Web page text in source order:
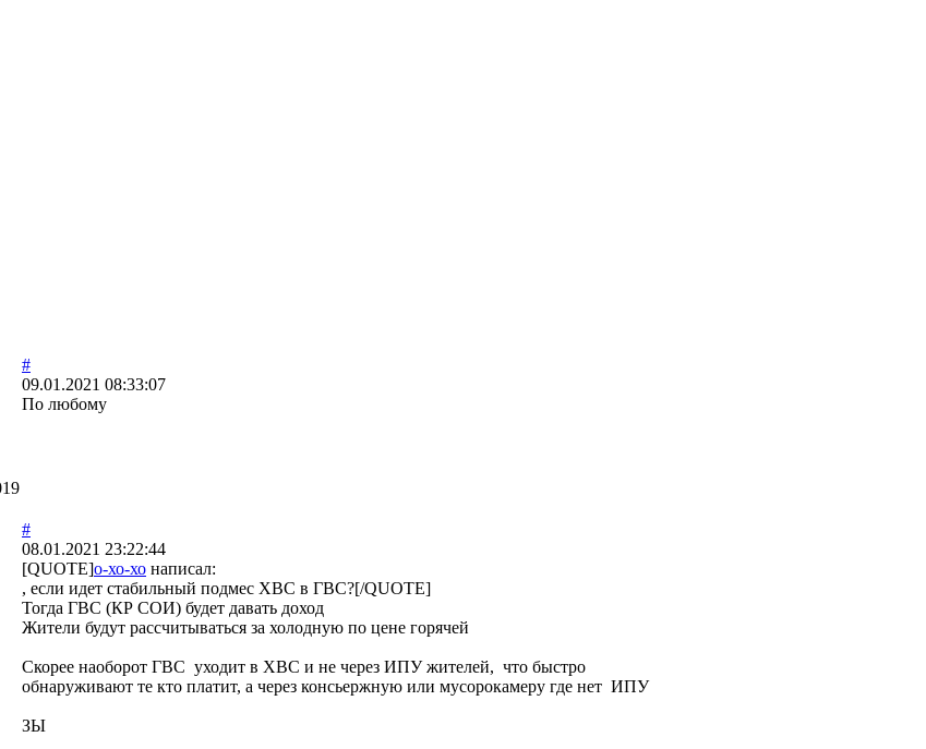
#
09.01.2021 08:33:07
По любому
#
08.01.2021 23:22:44
[QUOTE]о-хо-хо написал:
, если идет стабильный подмес ХВС в ГВС?[/QUOTE]
Тогда ГВС (КР СОИ) будет давать доход
Жители будут рассчитываться за холодную по цене горячей
Скорее наоборот ГВС уходит в ХВС и не через ИПУ жителей, что быстро
обнаруживают те кто платит, а через консьержную или мусорокамеру где нет ИПУ
ЗЫ